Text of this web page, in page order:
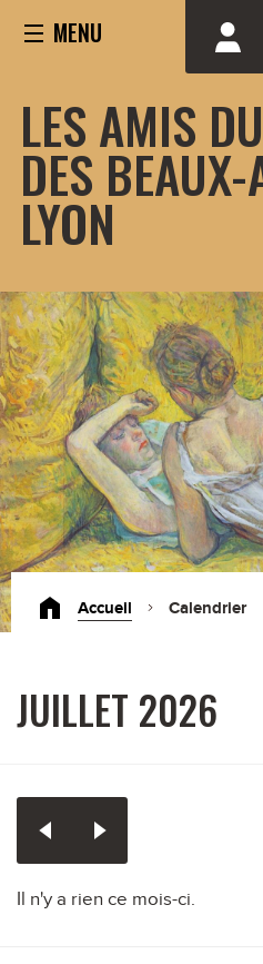
LES AMIS
DES
LYON
Accueil Calendrier
JUILLET 2026
Il n'y a rien ce mois-ci.